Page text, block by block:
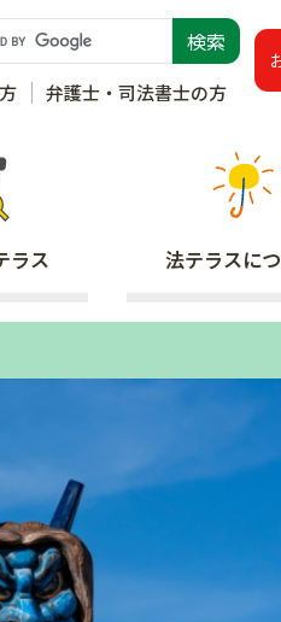
弁護士・司法書士の方
ラス 法テラスに